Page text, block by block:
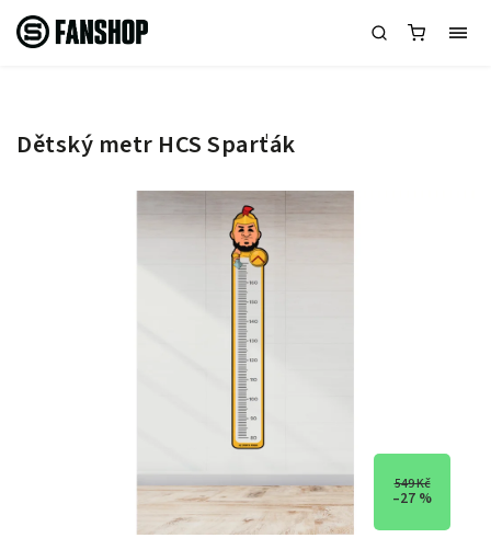
Dětský metr HCS Sparťák
549 Kč
–27 %